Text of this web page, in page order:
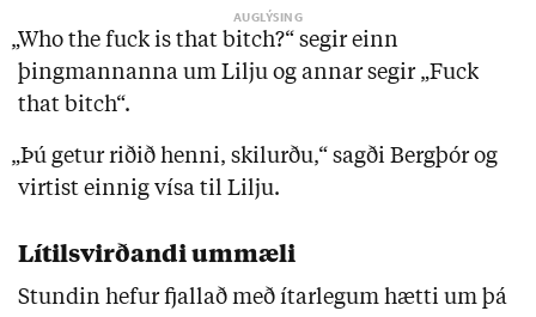
„Who the fuck is that bitch?“ segir einn
þingmannanna um Lilju og annar segir „Fuck
that bitch“.
„Þú getur riðið henni, skilurðu,“ sagði Bergþór og
virtist einnig vísa til Lilju.
Lítilsvirðandi ummæli
Stundin hefur fjallað með ítarlegum hætti um þá